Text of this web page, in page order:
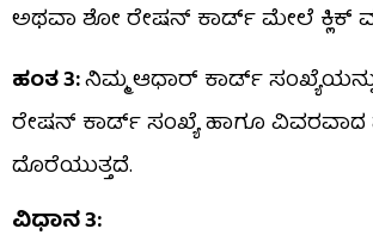
ಅಥವಾ ಶೋ ರೇಷನ್ ಕಾರ್ಡ್ ಮೇಲೆ ಕ್ಲಿಕ್
ಹಂತ 3:ನಿಮ್ಮ ಆಧಾರ್ ಕಾರ್ಡ್
ರೇಷನ್ ಕಾರ್ಡ್ ಸಂಖ್ಯೆ ಹಾಗೂ
ದೊರೆಯುತ್ತದೆ.
ವಿಧಾನ 3: